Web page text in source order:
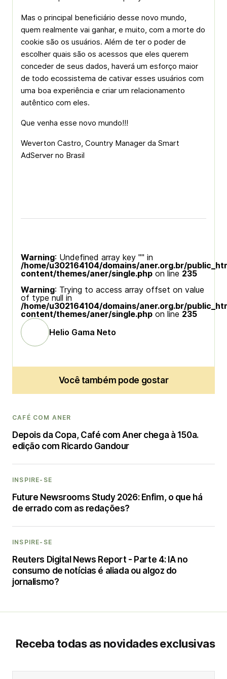
Mas o principal beneficiário desse novo mundo,
quem realmente vai ganhar, e muito, com a morte do
cookie são os usuários. Além de ter o poder de
escolher quais são os acessos que eles querem
conceder de seus dados, haverá um esforço maior
de todo ecossistema de cativar esses usuários com
uma boa experiência e criar um relacionamento
autêntico com eles.
Que venha esse novo mundo!!!
Weverton Castro, Country Manager da Smart
AdServer no Brasil
Warning: Undefined array key "" in
/home/u302164104/domains/aner.org.br/
content/themes/aner/single.php on line 235
Warning: Trying to access array offset on value
of type null in
/home/u302164104/domains/aner.org.br/
content/themes/aner/single.php on line 235
Helio Gama Neto
Você também pode gostar
CAFÉ COM ANER
Depois da Copa, Café com Aner chega à 150a.
edição com Ricardo Gandour
INSPIRE-SE
Future Newsrooms Study 2026: Enfim, o que há
de errado com as redações?
INSPIRE-SE
Reuters Digital News Report - Parte 4: IA no
consumo de notícias é aliada ou algoz do
jornalismo?
Receba todas as novidades exclusivas